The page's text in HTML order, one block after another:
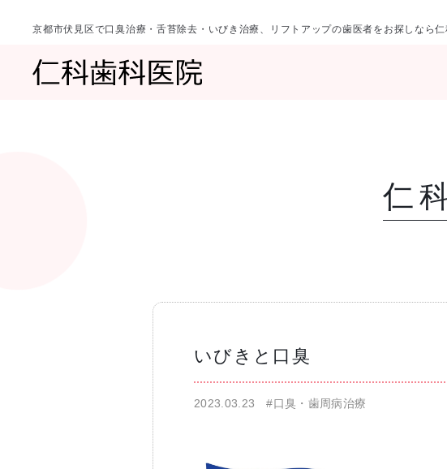
京都市伏見区で口臭治療・舌苔除去・いびき治療、リフトアップの歯医者をお探しなら
仁科歯科医院ブログ
仁
いびきと口臭
2023.03.23#口臭・歯周病治療